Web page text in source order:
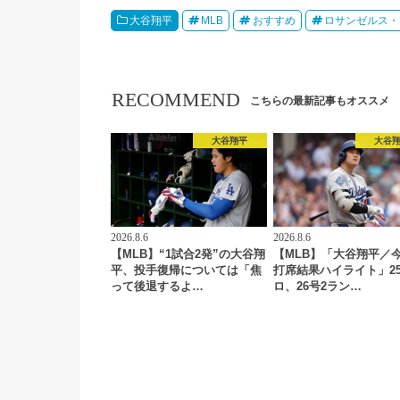
大谷翔平 MLB おすすめ ロサンゼルス
RECOMMEND こちらの最新記事もオススメ
大谷翔平
2026.8.6
【MLB】“1試合2発”の大谷翔
平、投手復帰については「焦
って後退するよ…
大谷
2026.8.6
【MLB】「大谷翔平／
打席結果ハイライト」
ロ、26号2ラン…